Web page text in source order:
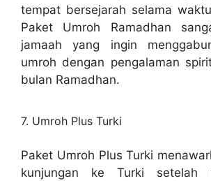
tempat bersejarah selama
Paket Umroh Ramadhan
jamaah yang ingin
umroh dengan pengalaman
bulan Ramadhan.
7. Umroh Plus Turki
Paket Umroh Plus Turki
kunjungan ke Turki setelah